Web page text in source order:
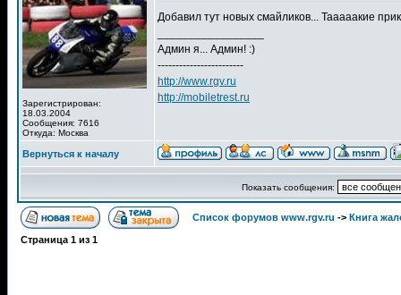
Зарегистрирован:
18.03.2004
Сообщения: 7616
Откуда: Москва
Добавил тут новых смайликов... Тааааакие
Админ я... Админ! :)
------------------------
http://www.rgv.ru
http://mobiletrest.ru
Вернуться к началу
Показать сообщения:
Список форумов www.rgv.ru -> Книга
Страница 1 из 1